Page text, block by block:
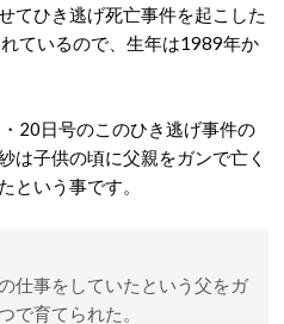
てひき逃げ死亡事件を起こした
ているので、生年は1989年か
20日号のこのひき逃げ事件の
は子供の頃に父親をガンで亡く
という事です。
仕事をしていたという父をガ
で育てられた。